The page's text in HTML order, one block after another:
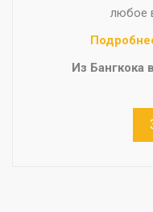
любое
Из Бангкока